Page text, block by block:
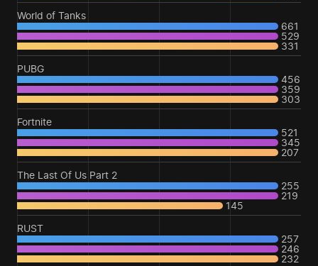
World of Tanks
661
529
331
PUBG
456
359
303
Fortnite
521
345
207
The Last Of Us Part 2
255
219
145
RUST
257
246
232